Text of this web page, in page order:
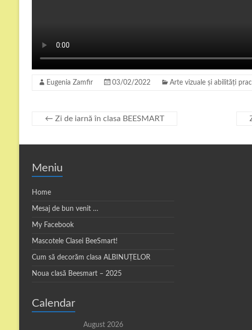
Eugenia Zamfir 03/02/2022 Arte vizuale și abilități
← Zi de iarnă în clasa BEESMART
Meniu
Home
Mesaj de bun venit …
My Facebook
Mascotele Clasei BeeSmart!
Cum să decorăm clasa ALBINUȚELOR
Noua clasă Beesmart – 2025
Calendar
August 2026